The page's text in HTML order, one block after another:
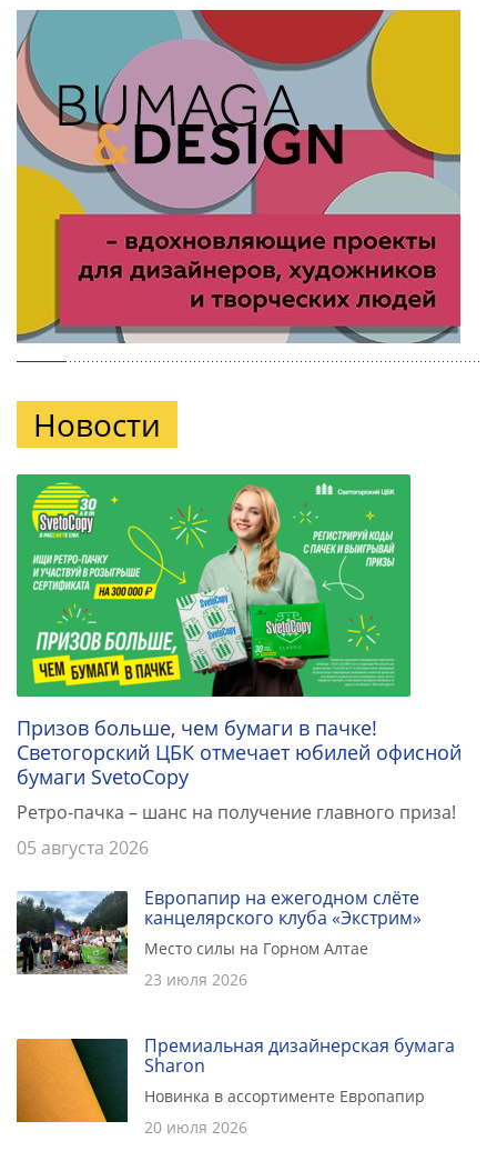
Новости
Призов больше, чем бумаги в пачке!
Светогорский ЦБК отмечает юбилей офисной
бумаги SvetoCopy
Ретро-пачка – шанс на получение главного приза!
05 августа 2026
Европапир на ежегодном слёте
канцелярского клуба «Экстрим»
Место силы на Горном Алтае
23 июля 2026
Премиальная дизайнерская бумага
Sharon
Новинка в ассортименте Европапир
20 июля 2026